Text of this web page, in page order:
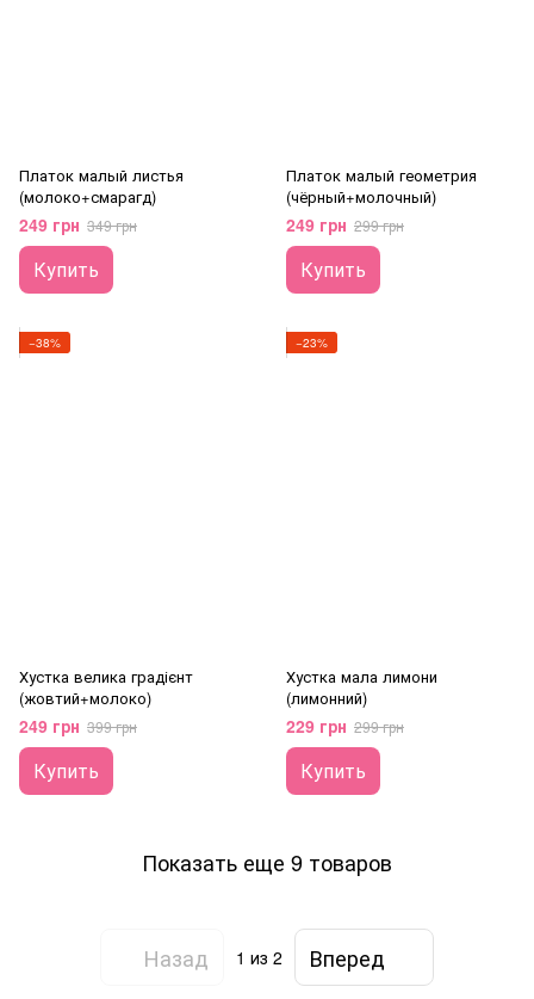
Платок малый листья
(молоко+смарагд)
249 грн 349 грн
Купить
Платок малый геометрия
(чёрный+молочный)
249 грн 299 грн
Купить
−38%
Хустка велика градієнт
(жовтий+молоко)
249 грн 399 грн
Купить
−23%
Хустка мала лимони
(лимонний)
229 грн 299 грн
Купить
Показать еще 9 товаров
Назад 1 из 2 Вперед